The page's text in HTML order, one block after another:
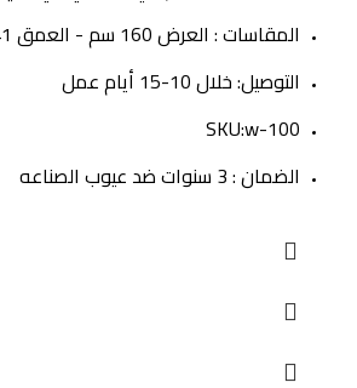
المقاسات : العرض 160 سم - العمق 41 سم - الأرتفاع 85 سم
التوصيل: خلال 10-15 أيام عمل
SKU:w-100
الضمان : 3 سنوات ضد عيوب الصناعه